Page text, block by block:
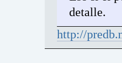
detalle.
http://